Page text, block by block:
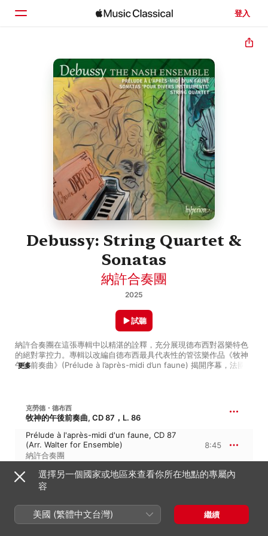
登入
首頁
瀏覽
搜尋
Debussy: String Quartet &
Sonatas
納許合奏團
2025
納許合奏團在這張專輯中以精湛的詮釋，充分展現德布西對器樂特色
的絕對掌控力。專輯以改編自德布西最具代表性的管弦樂作品《牧神
午後前奏曲》(Prélude à l’après-midi d’un faune) 揭開序幕，法國雙
前作結尾形成奇妙的呼應，展示了德布西的音樂深度。
Lucy Wakeford (豎琴) 三人組帶來的《長笛、中提琴與豎琴奏鳴
曲》。作品展現德布西對音色的敏銳洞察，特別是中提琴的表現力與
豐富音色，在 Power 的演奏中被推向極致。緊接著，專輯帶來引人
奏跳躍的第二樂章，為專輯畫下完美句點。
更多
試聽
克勞德・德布西
牧神的午後前奏曲, CD 87，L. 86
Prélude à l'après-midi d'un faune, CD 87
(Arr. Walter for Ensemble)
納許合奏團
8:45
克勞德・德布西
G 小調小提琴奏鳴曲, CD 148，L. 140
I. Allegro vivo
納許合奏團
5:16
選擇另一個國家或地區來查看你所在地點的專屬內
容
美國 (繁體中文台灣) 繼續